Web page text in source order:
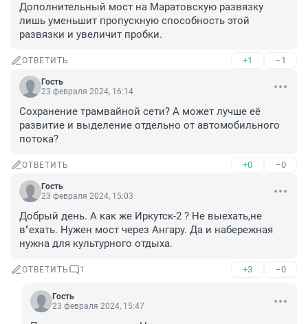
Дополнительный мост на Маратовскую развязку
лишь уменьшит пропускную способность этой
развязки и увеличит пробки.
ОТВЕТИТЬ +1 –1
Гость
23 февраля 2024, 16:14
Сохранение трамвайной сети? А может лучше её
развитие и выделение отдельно от автомобильного
потока?
ОТВЕТИТЬ +0 –0
Гость
23 февраля 2024, 15:03
Добрый день. А как же Иркутск-2 ? Не выехать,не
в"ехать. Нужен мост через Ангару. Да и набережная
нужна для культурного отдыха.
ОТВЕТИТЬ 1 +3 –0
Гость
23 февраля 2024, 15:47